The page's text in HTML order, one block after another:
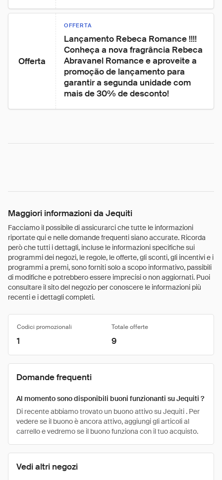
Offerta
OFFERTA
Lançamento Rebeca Romance !!!!
Conheça a nova fragrância Rebeca
Abravanel Romance e aproveite a
promoção de lançamento para
garantir a segunda unidade com
mais de 30% de desconto!
Maggiori informazioni da Jequiti
Facciamo il possibile di assicurarci che tutte le informazioni
riportate qui e nelle domande frequenti siano accurate. Ricorda
però che tutti i dettagli, incluse le informazioni specifiche sui
programmi dei negozi, le regole, le offerte, gli sconti, gli incentivi e i
programmi a premi, sono forniti solo a scopo informativo, passibili
di modifiche e potrebbero essere imprecisi o non aggiornati. Puoi
consultare il sito del negozio per conoscere le informazioni più
recenti e i dettagli completi.
Vedi altri negozi
Codici promozionali Totale offerte
1 9
Domande frequenti
Al momento sono disponibili buoni funzionanti su Jequiti ?
Di recente abbiamo trovato un buono attivo su Jequiti . Per
vedere se il buono è ancora attivo, aggiungi gli articoli al
carrello e vedremo se il buono funziona con il tuo acquisto.